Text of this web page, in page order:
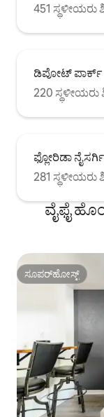
451 ಸ್ಥಳೀಯರು
ಡಿಪೋಟ್ ಪಾರ್ಕ್
220 ಸ್ಥಳೀಯರು
ಫ್ಲೋರಿಡಾ
281 ಸ್ಥಳೀಯರು
ವೈಫೈ
ಸೂಪರ್‌ಹೋಸ್ಟ್
ಸೂಪರ್‌ಹೋಸ್ಟ್